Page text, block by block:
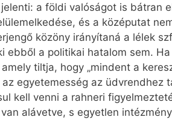
a földi valóságot is bátran
és a középutat
közöny irányítaná a lélek
ebből a politikai hatalom sem.
tiltja, hogy „mindent a
egyetemesség az
kell venni a rahneri
alávetve, s egyetlen